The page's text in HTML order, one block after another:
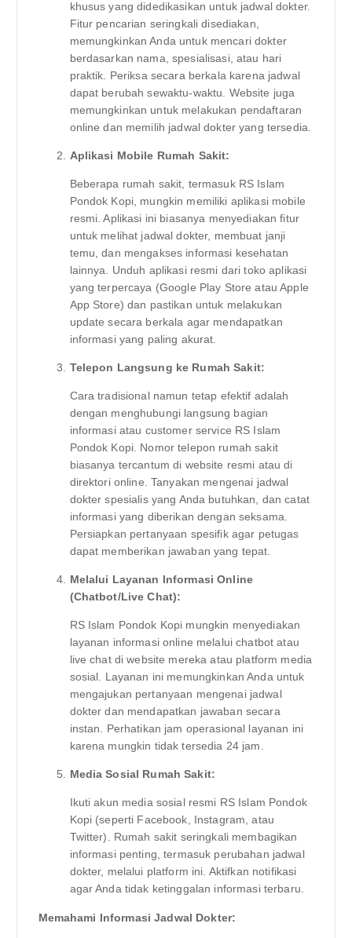
khusus yang didedikasikan untuk jadwal dokter.
Fitur pencarian seringkali disediakan,
memungkinkan Anda untuk mencari dokter
berdasarkan nama, spesialisasi, atau hari
praktik. Periksa secara berkala karena jadwal
dapat berubah sewaktu-waktu. Website juga
memungkinkan untuk melakukan pendaftaran
online dan memilih jadwal dokter yang tersedia.
Aplikasi Mobile Rumah Sakit:
Beberapa rumah sakit, termasuk RS Islam
Pondok Kopi, mungkin memiliki aplikasi mobile
resmi. Aplikasi ini biasanya menyediakan fitur
untuk melihat jadwal dokter, membuat janji
temu, dan mengakses informasi kesehatan
lainnya. Unduh aplikasi resmi dari toko aplikasi
yang terpercaya (Google Play Store atau Apple
App Store) dan pastikan untuk melakukan
update secara berkala agar mendapatkan
informasi yang paling akurat.
Telepon Langsung ke Rumah Sakit:
Cara tradisional namun tetap efektif adalah
dengan menghubungi langsung bagian
informasi atau customer service RS Islam
Pondok Kopi. Nomor telepon rumah sakit
biasanya tercantum di website resmi atau di
direktori online. Tanyakan mengenai jadwal
dokter spesialis yang Anda butuhkan, dan catat
informasi yang diberikan dengan seksama.
Persiapkan pertanyaan spesifik agar petugas
dapat memberikan jawaban yang tepat.
Melalui Layanan Informasi Online
(Chatbot/Live Chat):
RS Islam Pondok Kopi mungkin menyediakan
layanan informasi online melalui chatbot atau
live chat di website mereka atau platform media
sosial. Layanan ini memungkinkan Anda untuk
mengajukan pertanyaan mengenai jadwal
dokter dan mendapatkan jawaban secara
instan. Perhatikan jam operasional layanan ini
karena mungkin tidak tersedia 24 jam.
Media Sosial Rumah Sakit:
Ikuti akun media sosial resmi RS Islam Pondok
Kopi (seperti Facebook, Instagram, atau
Twitter). Rumah sakit seringkali membagikan
informasi penting, termasuk perubahan jadwal
dokter, melalui platform ini. Aktifkan notifikasi
agar Anda tidak ketinggalan informasi terbaru.
Memahami Informasi Jadwal Dokter: